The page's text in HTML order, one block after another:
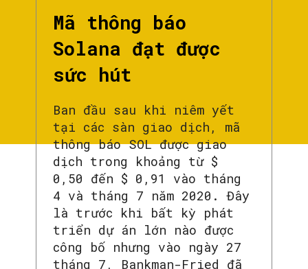
Mã thông báo
Solana đạt được
sức hút
Ban đầu sau khi niêm yết
tại các sàn giao dịch, mã
thông báo SOL được giao
dịch trong khoảng từ $
0,50 đến $ 0,91 vào tháng
4 và tháng 7 năm 2020. Đây
là trước khi bất kỳ phát
triển dự án lớn nào được
công bố nhưng vào ngày 27
tháng 7, Bankman-Fried đã